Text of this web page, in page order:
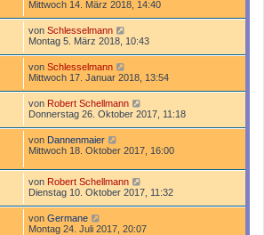
Mittwoch 14. März 2018, 14:40
von Schlesselmann
Montag 5. März 2018, 10:43
von Schlesselmann
Mittwoch 17. Januar 2018, 13:54
von Robert Schellmann
Donnerstag 26. Oktober 2017, 11:18
von Dannenmaier
Mittwoch 18. Oktober 2017, 16:00
von Robert Schellmann
Dienstag 10. Oktober 2017, 11:32
von Germane
Montag 24. Juli 2017, 20:07